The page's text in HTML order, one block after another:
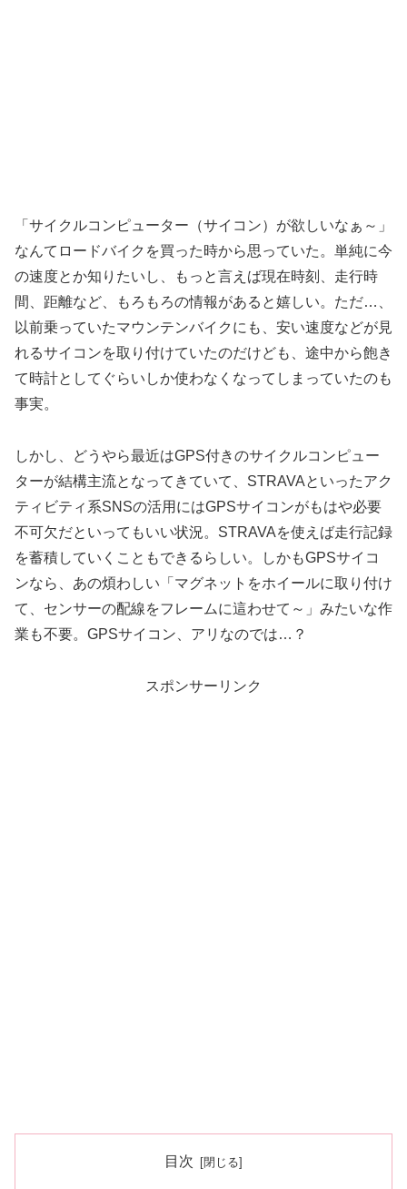
「サイクルコンピューター（サイコン）が欲しいなぁ～」
なんてロードバイクを買った時から思っていた。単純に今
の速度とか知りたいし、もっと言えば現在時刻、走行時
間、距離など、もろもろの情報があると嬉しい。ただ…、
以前乗っていたマウンテンバイクにも、安い速度などが見
れるサイコンを取り付けていたのだけども、途中から飽き
て時計としてぐらいしか使わなくなってしまっていたのも
事実。
しかし、どうやら最近はGPS付きのサイクルコンピュー
ターが結構主流となってきていて、STRAVAといったアク
ティビティ系SNSの活用にはGPSサイコンがもはや必要
不可欠だといってもいい状況。STRAVAを使えば走行記録
を蓄積していくこともできるらしい。しかもGPSサイコ
ンなら、あの煩わしい「マグネットをホイールに取り付け
て、センサーの配線をフレームに這わせて～」みたいな作
業も不要。GPSサイコン、アリなのでは…？
スポンサーリンク
目次